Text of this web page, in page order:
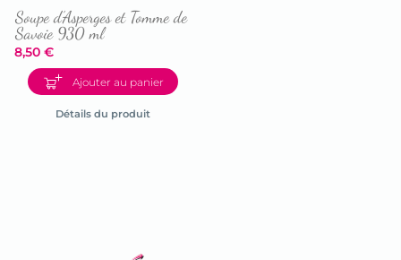
Soupe d’Asperges et Tomme de
Savoie 930 ml
8,50 €
Accéder
Ajouter au panier
Détails du produit